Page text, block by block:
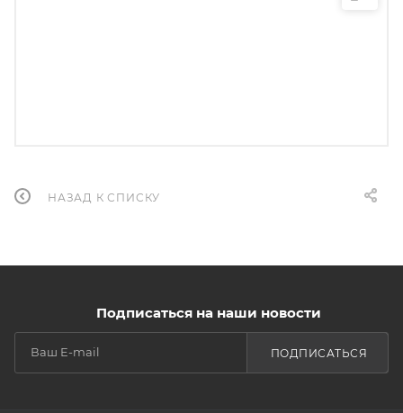
НАЗАД К СПИСКУ
Подписаться на наши новости
ПОДПИСАТЬСЯ